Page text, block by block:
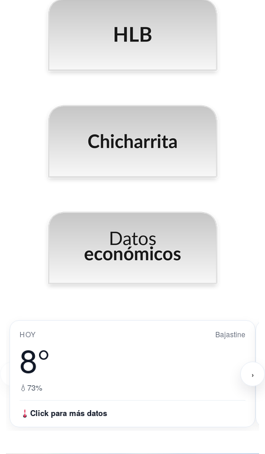
HOY Bajastine
8°
💧 73%
Click para más datos
›